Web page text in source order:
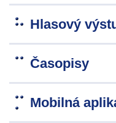
Hlasový
Časopisy
Mobilná